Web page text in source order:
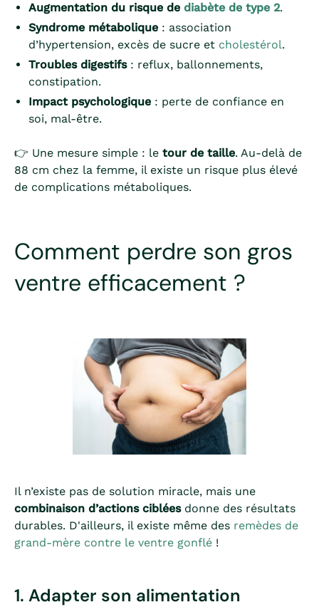
Augmentation du risque de diabète de type 2.
Syndrome métabolique : association
d’hypertension, excès de sucre et cholestérol.
Troubles digestifs: reflux, ballonnements,
constipation.
Impact psychologique : perte de confiance en
soi, mal-être.
👉 Une mesure simple : le tour de taille. Au-delà de
88 cm chez la femme, il existe un risque plus élevé
de complications métaboliques.
Comment perdre son gros
ventre efficacement ?
Il n’existe pas de solution miracle, mais une
combinaison d’actions cibléesdonne des résultats
durables. D'ailleurs, il existe même des remèdes de
grand-mère contre le ventre gonflé !
1. Adapter son alimentation